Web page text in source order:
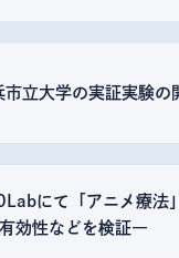
立大学の実証実験の
にて「アニメ療法
効性などを検証―